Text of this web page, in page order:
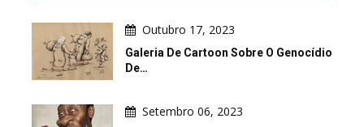
Outubro 17, 2023
Galeria De Cartoon Sobre O Genocídio
De…
Setembro 06, 2023